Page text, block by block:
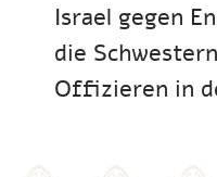
Israel gegen
die
Offizieren in